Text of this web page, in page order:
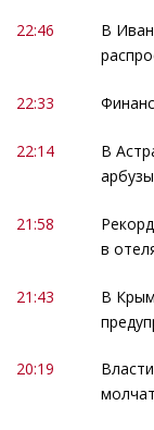
22:46
В
22:33
22:14
В
21:58
в
21:43
В
20:19